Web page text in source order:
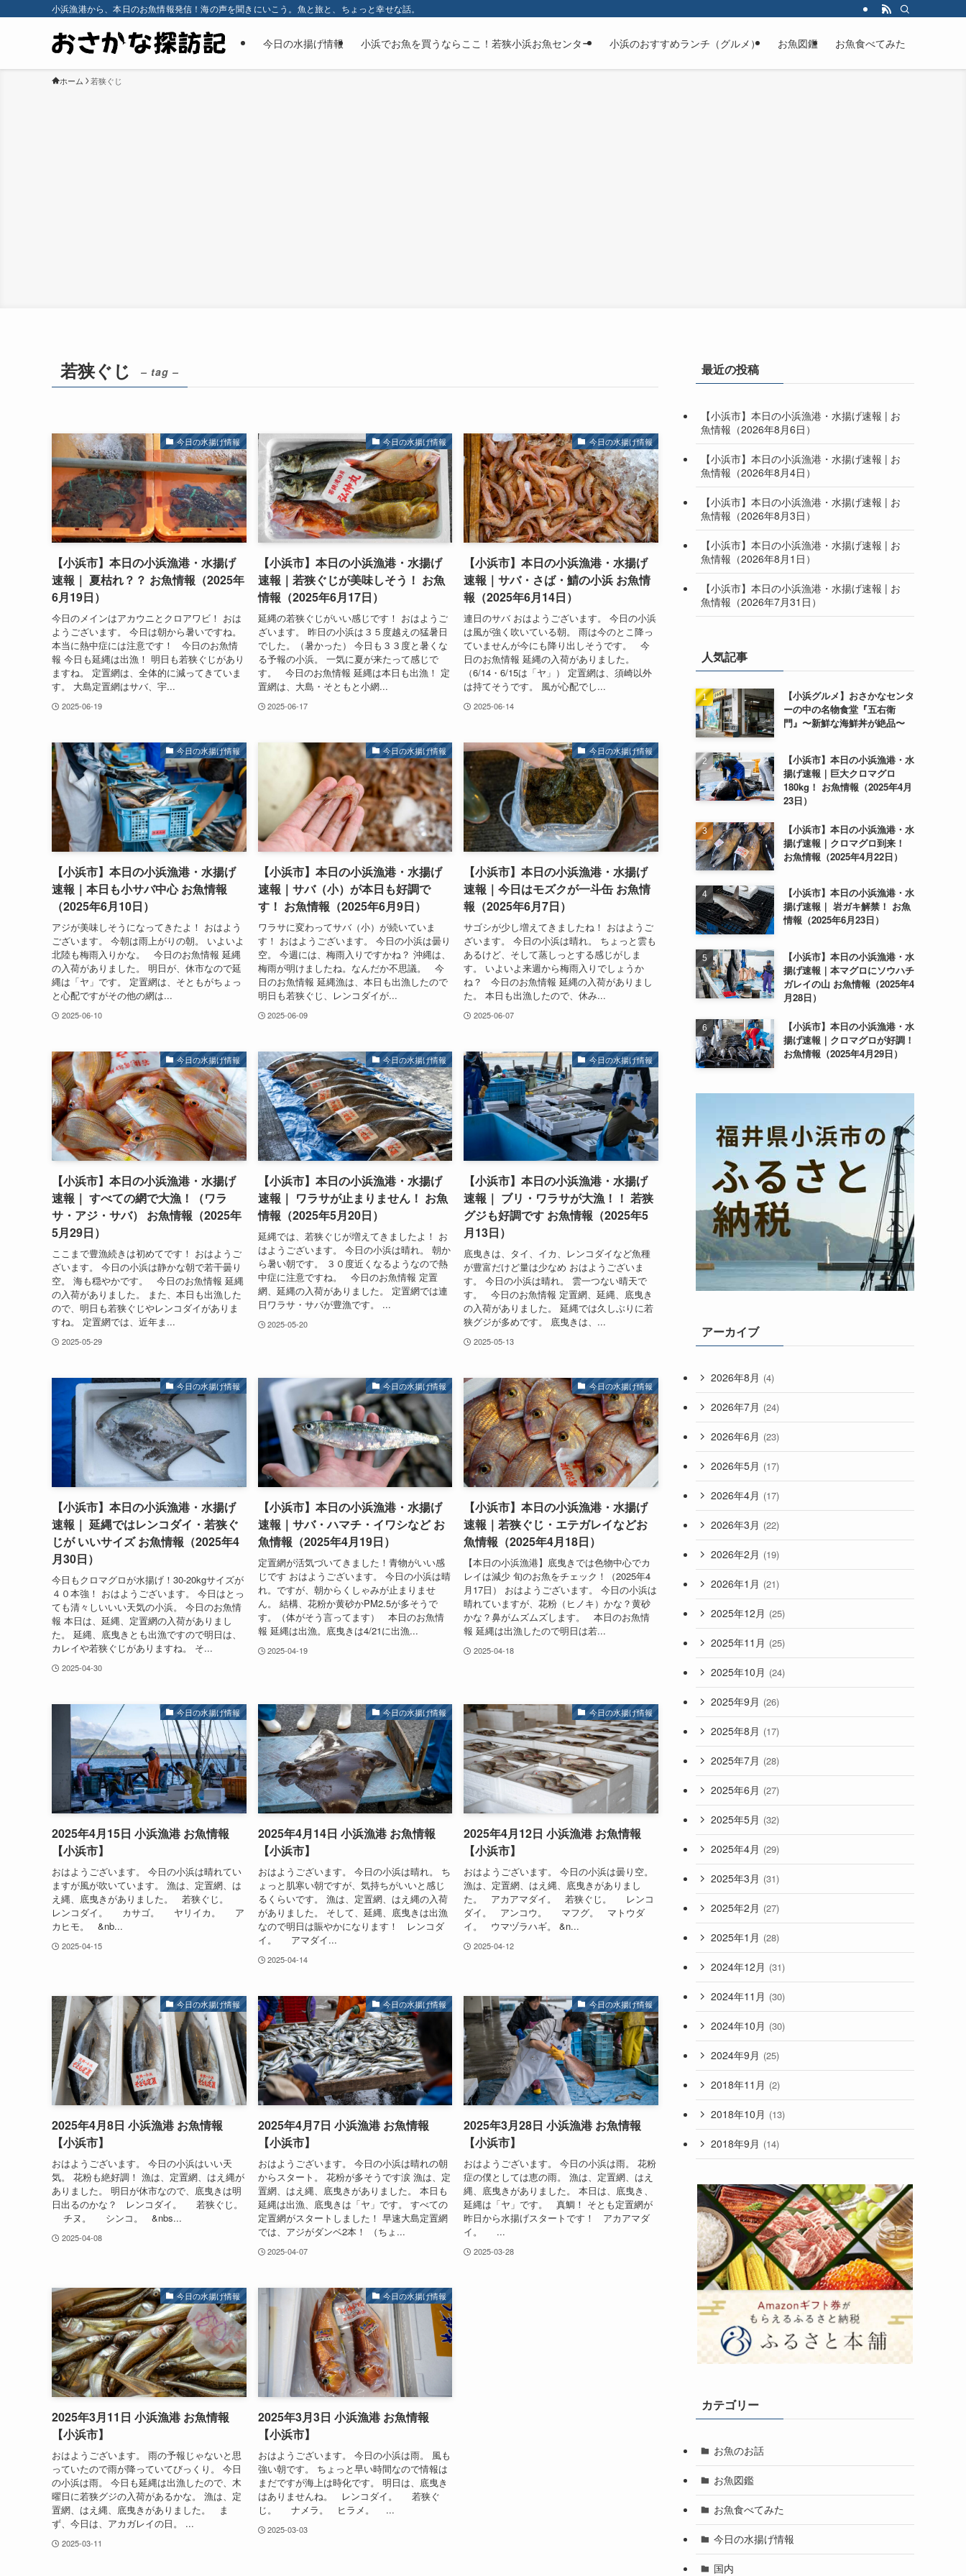
小浜漁港から、本日のお魚情報発信！海の声を聞きにいこう。魚と旅と、ちょっと幸せな話。
今日の水揚げ情報 小浜でお魚を買うならここ！若狭小浜お魚センター 小浜のおすすめランチ（グルメ） お魚図鑑 お魚食べてみた
ホーム 若狭ぐじ
若狭ぐじ – tag –
今日の水揚げ情報
【小浜市】本日の小浜漁港・水揚げ
速報｜ 夏枯れ？？ お魚情報（2025年
6月19日）
今日のメインはアカウニとクロアワビ！ おは
ようございます。 今日は朝から暑いですね。
本当に熱中症には注意です！ 今日のお魚情
報 今日も延縄は出漁！ 明日も若狭ぐじがあり
ますね。 定置網は、全体的に減ってきていま
す。 大島定置網はサバ、宇...
2025-06-19
今日の水揚げ情報
【小浜市】本日の小浜漁港・水揚げ
速報｜若狭ぐじが美味しそう！ お魚
情報（2025年6月17日）
延縄の若狭ぐじがいい感じです！ おはようご
ざいます。 昨日の小浜は３５度越えの猛暑日
でした。（暑かった） 今日も３３度と暑くな
る予報の小浜。 一気に夏が来たって感じで
す。 今日のお魚情報 延縄は本日も出漁！ 定
置網は、大島・そともと小網...
2025-06-17
今日の水揚げ情報
【小浜市】本日の小浜漁港・水揚げ
速報｜サバ・さば・鯖の小浜 お魚情
報（2025年6月14日）
連日のサバ おはようございます。 今日の小浜
は風が強く吹いている朝。 雨は今のとこ降っ
ていませんが今にも降り出しそうです。 今
日のお魚情報 延縄の入荷がありました。
（6/14・6/15は「ヤ」） 定置網は、須崎以外
は持てそうです。 風が心配でし...
2025-06-14
今日の水揚げ情報
【小浜市】本日の小浜漁港・水揚げ
速報｜本日も小サバ中心 お魚情報
（2025年6月10日）
アジが美味しそうになってきたよ！ おはよう
ございます。 今朝は雨上がりの朝。 いよいよ
北陸も梅雨入りかな。 今日のお魚情報 延縄
の入荷がありました。 明日が、休市なので延
縄は「ヤ」です。 定置網は、そともがちょっ
と心配ですがその他の網は...
2025-06-10
今日の水揚げ情報
【小浜市】本日の小浜漁港・水揚げ
速報｜サバ（小）が本日も好調で
す！ お魚情報（2025年6月9日）
ワラサに変わってサバ（小）が続いていま
す！ おはようございます。 今日の小浜は曇り
空。 今週には、梅雨入りですかね？ 沖縄は、
梅雨が明けましたね。なんだか不思議。 今
日のお魚情報 延縄漁は、本日も出漁したので
明日も若狭ぐじ、レンコダイが...
2025-06-09
今日の水揚げ情報
【小浜市】本日の小浜漁港・水揚げ
速報｜今日はモズクが一斗缶 お魚情
報（2025年6月7日）
サゴシが少し増えてきましたね！ おはようご
ざいます。 今日の小浜は晴れ。 ちょっと雲も
あるけど、そして蒸しっとする感じがしま
す。 いよいよ来週から梅雨入りでしょうか
ね？ 今日のお魚情報 延縄の入荷がありまし
た。 本日も出漁したので、休み...
2025-06-07
今日の水揚げ情報
【小浜市】本日の小浜漁港・水揚げ
速報｜ すべての網で大漁！（ワラ
サ・アジ・サバ） お魚情報（2025年
5月29日）
ここまで豊漁続きは初めてです！ おはようご
ざいます。 今日の小浜は静かな朝で若干曇り
空。 海も穏やかです。 今日のお魚情報 延縄
の入荷がありました。 また、本日も出漁した
ので、明日も若狭ぐじやレンコダイがありま
すね。 定置網では、近年ま...
2025-05-29
今日の水揚げ情報
【小浜市】本日の小浜漁港・水揚げ
速報｜ ワラサが止まりません！ お魚
情報（2025年5月20日）
延縄では、若狭ぐじが増えてきましたよ！ お
はようございます。 今日の小浜は晴れ。 朝か
ら暑い朝です。 ３０度近くなるようなので熱
中症に注意ですね。 今日のお魚情報 定置
網、延縄の入荷がありました。 定置網では連
日ワラサ・サバが豊漁です。 ...
2025-05-20
今日の水揚げ情報
【小浜市】本日の小浜漁港・水揚げ
速報｜ ブリ・ワラサが大漁！！ 若狭
グジも好調です お魚情報（2025年5
月13日）
底曳きは、タイ、イカ、レンコダイなど魚種
が豊富だけど量は少なめ おはようございま
す。 今日の小浜は晴れ。 雲一つない晴天で
す。 今日のお魚情報 定置網、延縄、底曳き
の入荷がありました。 延縄では久しぶりに若
狭グジが多めです。 底曳きは、...
2025-05-13
今日の水揚げ情報
【小浜市】本日の小浜漁港・水揚げ
速報｜ 延縄ではレンコダイ・若狭ぐ
じが いいサイズ お魚情報（2025年4
月30日）
今日もクロマグロが水揚げ！30-20kgサイズが
４０本強！ おはようございます。 今日はとっ
ても清々しいいい天気の小浜。 今日のお魚情
報 本日は、延縄、定置網の入荷がありまし
た。 延縄、底曳きとも出漁ですので明日は、
カレイや若狭ぐじがありますね。 そ...
2025-04-30
今日の水揚げ情報
【小浜市】本日の小浜漁港・水揚げ
速報｜サバ・ハマチ・イワシなど お
魚情報（2025年4月19日）
定置網が活気づいてきました！青物がいい感
じです おはようございます。 今日の小浜は晴
れ。ですが、朝からくしゃみが止まりませ
ん。 結構、花粉か黄砂かPM2.5が多そうで
す。（体がそう言ってます） 本日のお魚情
報 延縄は出漁。底曳きは4/21に出漁...
2025-04-19
今日の水揚げ情報
【小浜市】本日の小浜漁港・水揚げ
速報｜若狭ぐじ・エテガレイなどお
魚情報（2025年4月18日）
【本日の小浜漁港】底曳きでは色物中心でカ
レイは減少 旬のお魚をチェック！（2025年4
月17日） おはようございます。 今日の小浜は
晴れていますが、花粉（ヒノキ）かな？黄砂
かな？鼻がムズムズします。 本日のお魚情
報 延縄は出漁したので明日は若...
2025-04-18
今日の水揚げ情報
2025年4月15日 小浜漁港 お魚情報
【小浜市】
おはようございます。 今日の小浜は晴れてい
ますが風が吹いています。 漁は、定置網、は
え縄、底曳きがありました。 若狭ぐじ。
レンコダイ。 カサゴ。 ヤリイカ。 ア
カヒモ。 &nb...
2025-04-15
今日の水揚げ情報
2025年4月14日 小浜漁港 お魚情報
【小浜市】
おはようございます。 今日の小浜は晴れ。 ち
ょっと肌寒い朝ですが、気持ちがいいと感じ
るくらいです。 漁は、定置網、はえ縄の入荷
がありました。 そして、延縄、底曳きは出漁
なので明日は賑やかになります！ レンコダ
イ。 アマダイ...
2025-04-14
今日の水揚げ情報
2025年4月12日 小浜漁港 お魚情報
【小浜市】
おはようございます。 今日の小浜は曇り空。
漁は、定置網、はえ縄、底曳きがありまし
た。 アカアマダイ。 若狭ぐじ。 レンコ
ダイ。 アンコウ。 マフグ。 マトウダ
イ。 ウマヅラハギ。 &n...
2025-04-12
今日の水揚げ情報
2025年4月8日 小浜漁港 お魚情報
【小浜市】
おはようございます。 今日の小浜はいい天
気。 花粉も絶好調！ 漁は、定置網、はえ縄が
ありました。 明日が休市なので、底曳きは明
日出るのかな？ レンコダイ。 若狭ぐじ。
チヌ。 シンコ。 &nbs...
2025-04-08
今日の水揚げ情報
2025年4月7日 小浜漁港 お魚情報
【小浜市】
おはようございます。 今日の小浜は晴れの朝
からスタート。 花粉が多そうです涙 漁は、定
置網、はえ縄、底曳きがありました。 本日も
延縄は出漁、底曳きは「ヤ」です。 すべての
定置網がスタートしました！ 早速大島定置網
では、アジがダンベ2本！ （ちょ...
2025-04-07
今日の水揚げ情報
2025年3月28日 小浜漁港 お魚情報
【小浜市】
おはようございます。 今日の小浜は雨。 花粉
症の僕としては恵の雨。 漁は、定置網、はえ
縄、底曳きがありました。 本日は、底曳き、
延縄は「ヤ」です。 真鯛！ そとも定置網が
昨日から水揚げスタートです！ アカアマダ
イ。 ...
2025-03-28
今日の水揚げ情報
2025年3月11日 小浜漁港 お魚情報
【小浜市】
おはようございます。 雨の予報じゃないと思
っていたので雨が降っていてびっくり。 今日
の小浜は雨。 今日も延縄は出漁したので、木
曜日に若狭グジの入荷があるかな。 漁は、定
置網、はえ縄、底曳きがありました。 ま
ず、今日は、アカガレイの日。 ...
2025-03-11
今日の水揚げ情報
2025年3月3日 小浜漁港 お魚情報
【小浜市】
おはようございます。 今日の小浜は雨。 風も
強い朝です。 ちょっと早い時間なので情報は
まだですが海上は時化です。 明日は、底曳き
はありませんね。 レンコダイ。 若狭ぐ
じ。 ナメラ。 ヒラメ。 ...
2025-03-03
最近の投稿
【小浜市】本日の小浜漁港・水揚げ速報 | お
魚情報（2026年8月6日）
【小浜市】本日の小浜漁港・水揚げ速報 | お
魚情報（2026年8月4日）
【小浜市】本日の小浜漁港・水揚げ速報 | お
魚情報（2026年8月3日）
【小浜市】本日の小浜漁港・水揚げ速報 | お
魚情報（2026年8月1日）
【小浜市】本日の小浜漁港・水揚げ速報 | お
魚情報（2026年7月31日）
人気記事
【小浜グルメ】おさかなセンタ
ーの中の名物食堂『五右衛
門』〜新鮮な海鮮丼が絶品〜
【小浜市】本日の小浜漁港・水
揚げ速報｜巨大クロマグロ
180kg！ お魚情報（2025年4月
23日）
【小浜市】本日の小浜漁港・水
揚げ速報｜クロマグロ到来！
お魚情報（2025年4月22日）
【小浜市】本日の小浜漁港・水
揚げ速報｜ 岩ガキ解禁！ お魚
情報（2025年6月23日）
【小浜市】本日の小浜漁港・水
揚げ速報｜本マグロにソウハチ
ガレイの山 お魚情報（2025年4
月28日）
【小浜市】本日の小浜漁港・水
揚げ速報｜クロマグロが好調！
お魚情報（2025年4月29日）
アーカイブ
2026年8月 (4)
2026年7月 (24)
2026年6月 (23)
2026年5月 (17)
2026年4月 (17)
2026年3月 (22)
2026年2月 (19)
2026年1月 (21)
2025年12月 (25)
2025年11月 (25)
2025年10月 (24)
2025年9月 (26)
2025年8月 (17)
2025年7月 (28)
2025年6月 (27)
2025年5月 (32)
2025年4月 (29)
2025年3月 (31)
2025年2月 (27)
2025年1月 (28)
2024年12月 (31)
2024年11月 (30)
2024年10月 (30)
2024年9月 (25)
2018年11月 (2)
2018年10月 (13)
2018年9月 (14)
カテゴリー
お魚のお話
お魚図鑑
お魚食べてみた
今日の水揚げ情報
国内